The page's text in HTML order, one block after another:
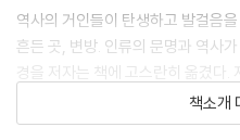
역사의 거인들이 탄생하고 발걸음
흔든 곳, 변방. 인류의 문명과 역사
경을 저자는 책에 고스란히 옮겼다
한 황하가 실은 티베트 고원의 깊은
물굽이를 지나서야 도도한 물줄기
책소개